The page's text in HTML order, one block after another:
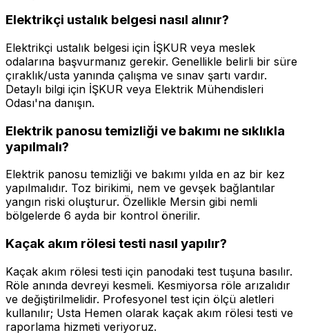
Elektrikçi ustalık belgesi nasıl alınır?
Elektrikçi ustalık belgesi için İŞKUR veya meslek
odalarına başvurmanız gerekir. Genellikle belirli bir süre
çıraklık/usta yanında çalışma ve sınav şartı vardır.
Detaylı bilgi için İŞKUR veya Elektrik Mühendisleri
Odası'na danışın.
Elektrik panosu temizliği ve bakımı ne sıklıkla
yapılmalı?
Elektrik panosu temizliği ve bakımı yılda en az bir kez
yapılmalıdır. Toz birikimi, nem ve gevşek bağlantılar
yangın riski oluşturur. Özellikle Mersin gibi nemli
bölgelerde 6 ayda bir kontrol önerilir.
Kaçak akım rölesi testi nasıl yapılır?
Kaçak akım rölesi testi için panodaki test tuşuna basılır.
Röle anında devreyi kesmeli. Kesmiyorsa röle arızalıdır
ve değiştirilmelidir. Profesyonel test için ölçü aletleri
kullanılır; Usta Hemen olarak kaçak akım rölesi testi ve
raporlama hizmeti veriyoruz.